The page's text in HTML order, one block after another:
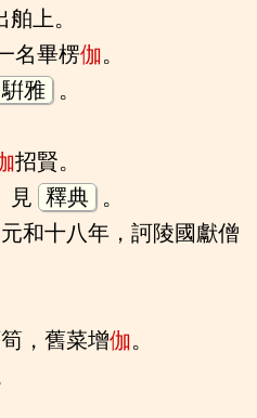
上。
名畢楞伽。
騈雅
。
招賢。
見 釋典
。
元和十八年，訶陵國獻僧
，舊菜增伽。